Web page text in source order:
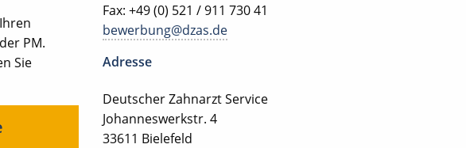
PM.
Sie
Fax: +49 (0) 521 / 911 730 41
bewerbung@dzas.de
Adresse
Deutscher Zahnarzt Service
Johanneswerkstr. 4
33611 Bielefeld